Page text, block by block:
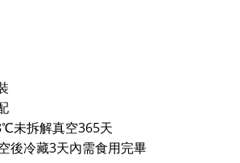
℃未拆解真空365天
後冷藏3天內需食用完畢